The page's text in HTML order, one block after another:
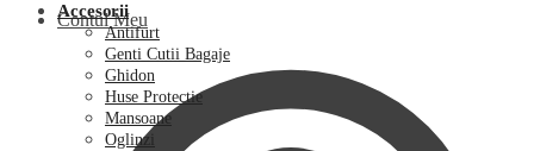
Contul Meu
Accesorii
Antifurt
Genti Cutii Bagaje
Ghidon
Huse Protectie
Mansoane
Oglinzi